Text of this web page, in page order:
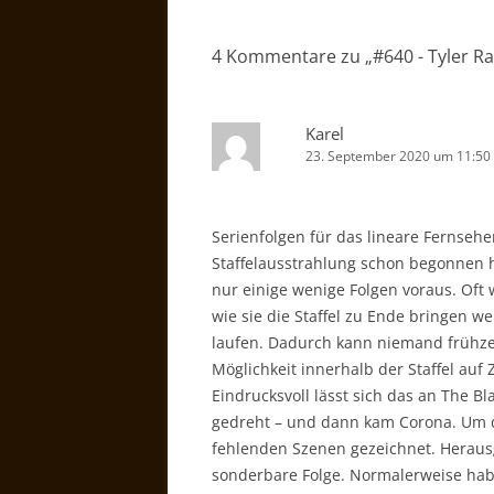
4 Kommentare zu „#640 - Tyler
Karel
23. September 2020 um
Serienfolgen für das lineare
Staffelausstrahlung schon
nur einige wenige Folgen voraus.
wie sie die Staffel zu Ende bringen
laufen. Dadurch kann niemand
Möglichkeit innerhalb der Staffel auf
Eindrucksvoll lässt sich das an The
gedreht – und dann kam Corona.
fehlenden Szenen gezeichnet.
sonderbare Folge. Normalerweise